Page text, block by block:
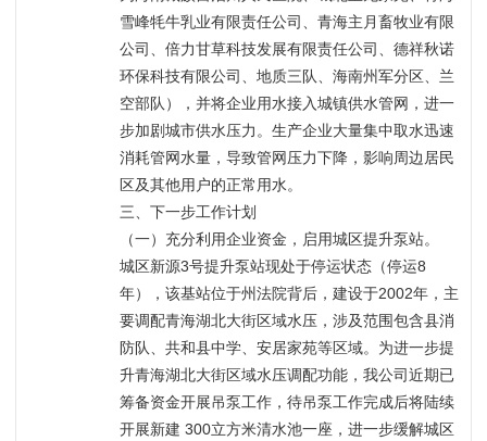
雪峰牦牛乳业有限责任公司、青海主月畜牧业有限
公司、倍力甘草科技发展有限责任公司、德祥秋诺
环保科技有限公司、地质三队、海南州军分区、兰
空部队），并将企业用水接入城镇供水管网，进一
步加剧城市供水压力。生产企业大量集中取水迅速
消耗管网水量，导致管网压力下降，影响周边居民
区及其他用户的正常用水。
三、下一步工作计划
（一）充分利用企业资金，启用城区提升泵站。
城区新源3号提升泵站现处于停运状态（停运8
年），该基站位于州法院背后，建设于2002年，主
要调配青海湖北大街区域水压，涉及范围包含县消
防队、共和县中学、安居家苑等区域。为进一步提
升青海湖北大街区域水压调配功能，我公司近期已
筹备资金开展吊泵工作，待吊泵工作完成后将陆续
开展新建 300立方米清水池一座，进一步缓解城区